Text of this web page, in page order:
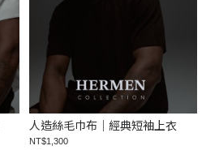
人造絲毛巾布｜經典短袖上衣
NT$1,300